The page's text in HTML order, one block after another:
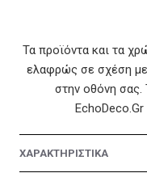
Τα προϊόντα και τα
ελαφρώς σε σχέση
στην οθόνη σας.
ΧΑΡΑΚΤΗΡΙΣΤΙΚΑ